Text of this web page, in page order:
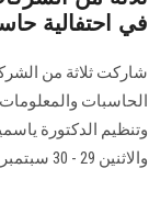
في احتفالية
شاركت ثلاثة من
الحاسبات
والاثنين 29 - 30 سبتمبر 2019.